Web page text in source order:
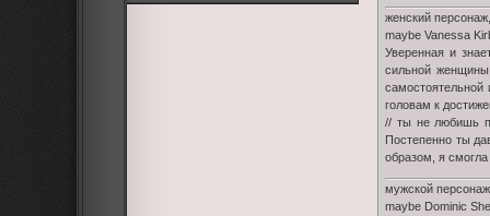
женский
maybe Vanessa
Уверенная и
сильной
головам к
// ты не любишь
Постепенно ты
образом, я
мужской
maybe Dominic